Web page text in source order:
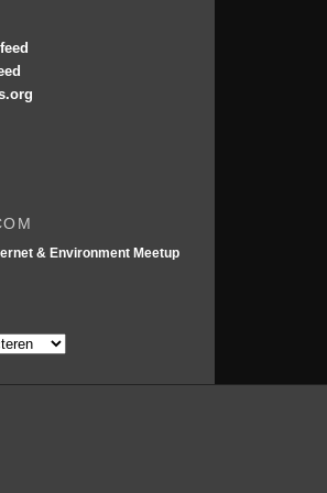
& Environment Meetup